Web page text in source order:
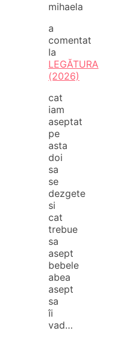
mihaela
a
comentat
la
LEGĂTURA
(2026)
cat
iam
aseptat
pe
asta
doi
sa
se
dezgete
si
cat
trebue
sa
asept
bebele
abea
asept
sa
îi
vad…